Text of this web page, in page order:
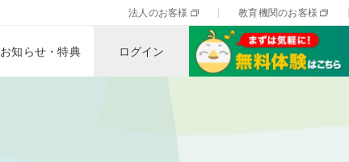
法人のお客様 教育機関のお客様
お知らせ・特典 ログイン